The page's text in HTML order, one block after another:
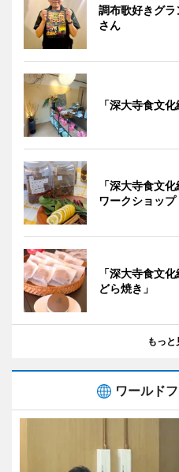
調布歌好きグ
さん
「深大寺食文
「深大寺食文
ワークショップ
「深大寺食文
どら焼き」
もっと
ワールド